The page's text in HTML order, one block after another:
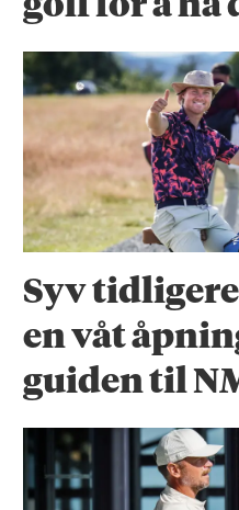
Syv
en våt
guiden til